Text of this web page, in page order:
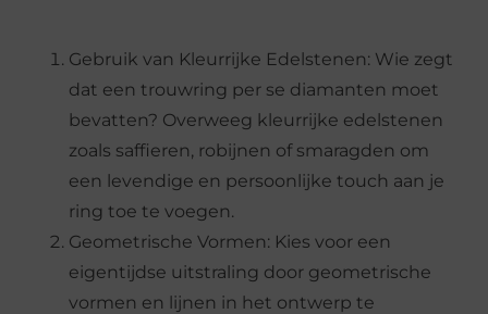
Gebruik van Kleurrijke Edelstenen: Wie zegt
dat een trouwring per se diamanten moet
bevatten? Overweeg kleurrijke edelstenen
zoals saffieren, robijnen of smaragden om
een levendige en persoonlijke touch aan je
ring toe te voegen.
Geometrische Vormen: Kies voor een
eigentijdse uitstraling door geometrische
vormen en lijnen in het ontwerp te